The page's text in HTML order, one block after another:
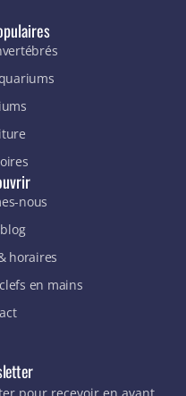
nous
horaires
en mains
pour recevoir en avant